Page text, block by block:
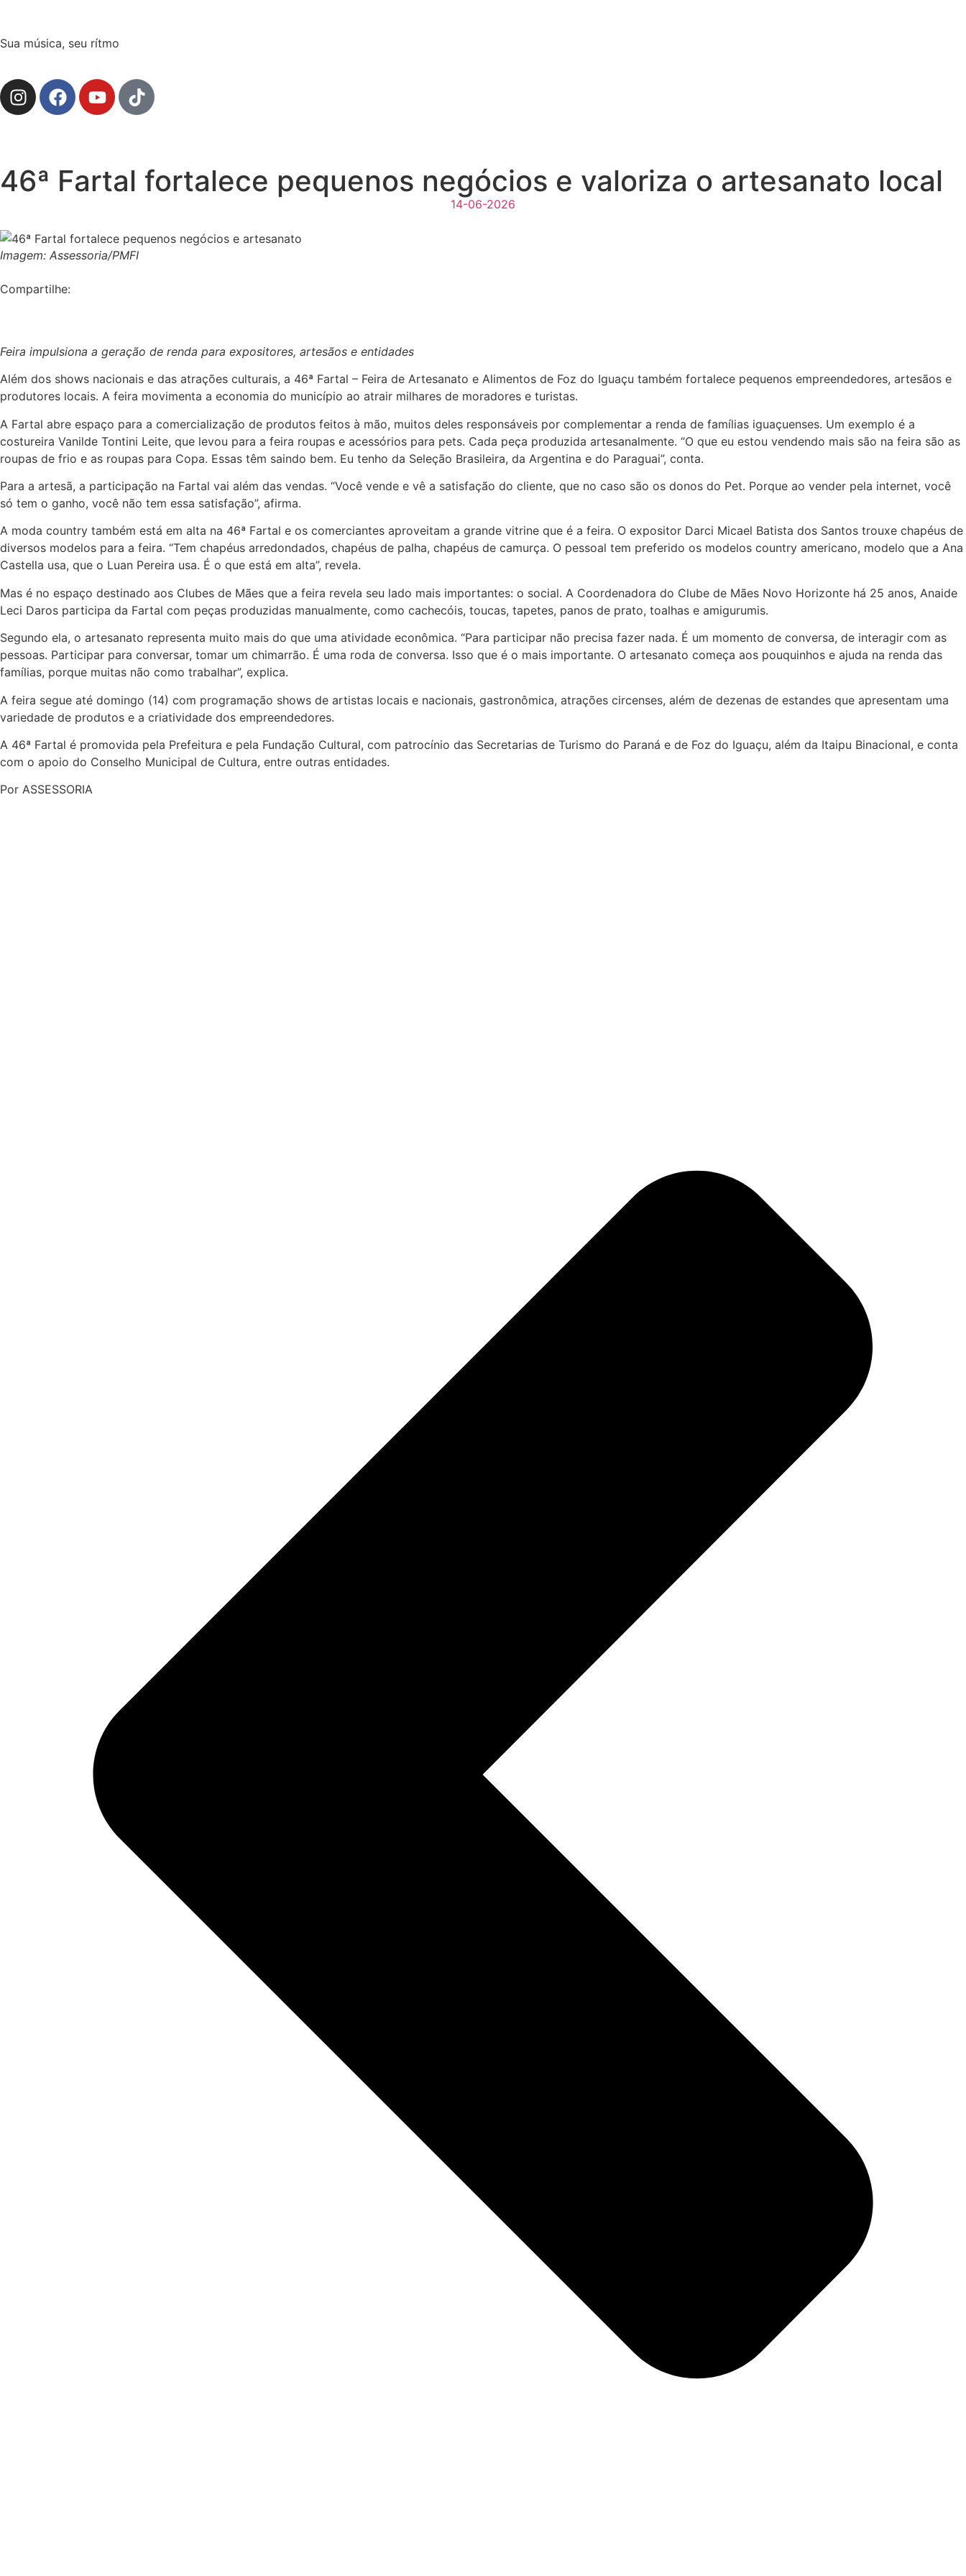
Sua música, seu rítmo
46ª Fartal fortalece pequenos negócios e valoriza o artesanato local
14-06-2026
Imagem: Assessoria/PMFI
Compartilhe:
Feira impulsiona a geração de renda para expositores, artesãos e entidades
Além dos shows nacionais e das atrações culturais, a 46ª Fartal – Feira de Artesanato e Alimentos de Foz do Iguaçu também fortalece pequenos empreendedores, artesãos e
produtores locais. A feira movimenta a economia do município ao atrair milhares de moradores e turistas.
A Fartal abre espaço para a comercialização de produtos feitos à mão, muitos deles responsáveis por complementar a renda de famílias iguaçuenses. Um exemplo é a
costureira Vanilde Tontini Leite, que levou para a feira roupas e acessórios para pets. Cada peça produzida artesanalmente. “O que eu estou vendendo mais são na feira são as
roupas de frio e as roupas para Copa. Essas têm saindo bem. Eu tenho da Seleção Brasileira, da Argentina e do Paraguai”, conta.
Para a artesã, a participação na Fartal vai além das vendas. “Você vende e vê a satisfação do cliente, que no caso são os donos do Pet. Porque ao vender pela internet, você
só tem o ganho, você não tem essa satisfação”, afirma.
A moda country também está em alta na 46ª Fartal e os comerciantes aproveitam a grande vitrine que é a feira. O expositor Darci Micael Batista dos Santos trouxe chapéus de
diversos modelos para a feira. “Tem chapéus arredondados, chapéus de palha, chapéus de camurça. O pessoal tem preferido os modelos country americano, modelo que a Ana
Castella usa, que o Luan Pereira usa. É o que está em alta”, revela.
Mas é no espaço destinado aos Clubes de Mães que a feira revela seu lado mais importantes: o social. A Coordenadora do Clube de Mães Novo Horizonte há 25 anos, Anaide
Leci Daros participa da Fartal com peças produzidas manualmente, como cachecóis, toucas, tapetes, panos de prato, toalhas e amigurumis.
Segundo ela, o artesanato representa muito mais do que uma atividade econômica. “Para participar não precisa fazer nada. É um momento de conversa, de interagir com as
pessoas. Participar para conversar, tomar um chimarrão. É uma roda de conversa. Isso que é o mais importante. O artesanato começa aos pouquinhos e ajuda na renda das
famílias, porque muitas não como trabalhar”, explica.
A feira segue até domingo (14) com programação shows de artistas locais e nacionais, gastronômica, atrações circenses, além de dezenas de estandes que apresentam uma
variedade de produtos e a criatividade dos empreendedores.
A 46ª Fartal é promovida pela Prefeitura e pela Fundação Cultural, com patrocínio das Secretarias de Turismo do Paraná e de Foz do Iguaçu, além da Itaipu Binacional, e conta
com o apoio do Conselho Municipal de Cultura, entre outras entidades.
Por ASSESSORIA